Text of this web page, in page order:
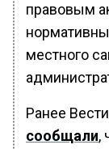
правовым
местного
Ранее
сообщали,